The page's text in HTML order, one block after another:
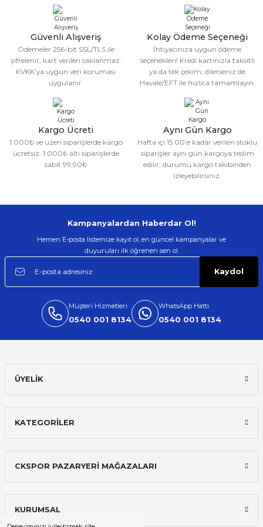
Ürün bilgilerinde hatalar bulunuyor.
Ürün fiyatı diğer sitelerden daha pahalı.
Bu ürüne benzer farklı alternatifler olmalı.
Schmilton Tekmelik
150,00 TL
135,00 TL
134,99 TL
Güvenli Alışveriş
Ödemeler 256-bit SSL/TLS ile
şifrelenir; kart verileri saklanmaz.
KVKK’ya uygun veri koruması
uygulanır.
Kolay Ödeme Seçeneği
İhtiyacınıza uygun ödeme
seçenekleri! Kredi kartınızla taksitli
ya da tek çekim, dilerseniz de
Havale/EFT ile hızlıca tamamlayın.
Kargo Ücreti
1.000₺ ve üzeri siparişlerde kargo
ücretsiz. 1.000₺ altı siparişlerde
sabit 99,90₺
Aynı Gün Kargo
Hafta içi 15.00’e kadar verilen stoklu
siparişler aynı gün kargoya teslim
edilir; durumu kargo takibinden
izleyebilirsiniz.
Kampanyalardan Haberdar Ol!
Hemen E-posta listemize kayıt ol, en güncel kampanyalar ve
duyuruları ilk öğrenen sen ol.
Kaydol
Müşteri Hizmetleri
0540 001 8134
WhatsApp Hattı
0540 001 8134
ÜYELİK
KATEGORİLER
CKSPOR PAZARYERİ MAĞAZALARI
KURUMSAL